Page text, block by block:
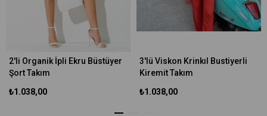
2'li Organik İpli Ekru Büstüyer
Şort Takım
₺1.038,00
3'lü Viskon Krinkıl Bustiyerli
Kiremit Takım
₺1.038,00